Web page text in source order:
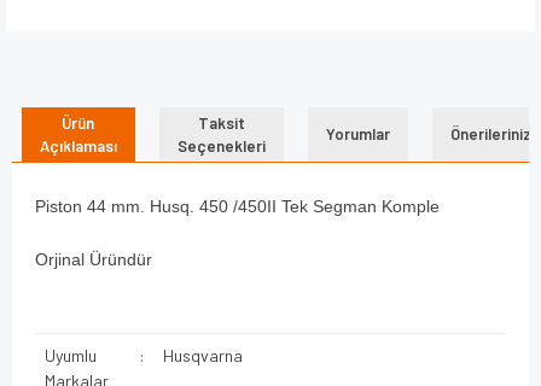
Ürün
Açıklaması
Taksit
Seçenekleri
Yorumlar Önerileriniz
Piston 44 mm. Husq. 450 /450II Tek Segman Komple
Orjinal Üründür
Uyumlu
Markalar
: Husqvarna